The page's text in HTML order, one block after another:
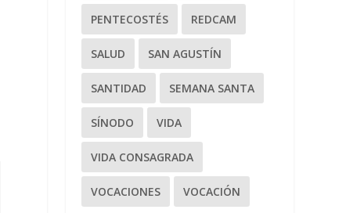
PENTECOSTÉS REDCAM
SALUD SAN AGUSTÍN
SANTIDAD SEMANA SANTA
SÍNODO VIDA
VIDA CONSAGRADA
VOCACIONES VOCACIÓN